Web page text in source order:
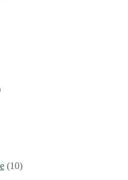
(10)